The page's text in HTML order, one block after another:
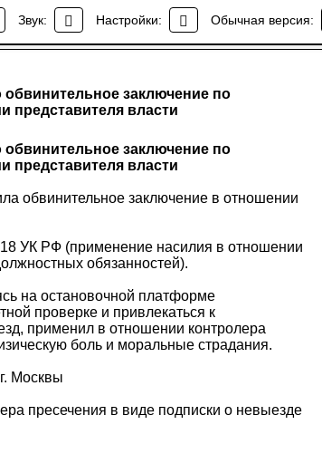
Звук: Настройки: Обычная версия:
заключение по
представителя власти
заключение по
представителя власти
обвинительное заключение в отношении
УК РФ (применение насилия в отношении
обязанностей).
на остановочной платформе
проверке и привлекаться к
применил в отношении контролера
боль и моральные страдания.
Москвы
пресечения в виде подписки о невыезде